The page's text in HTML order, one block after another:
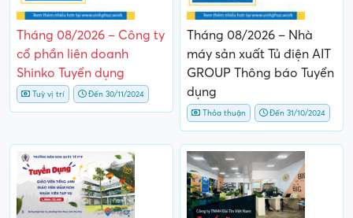
Tháng 08/2026 – Công ty
cổ phần liên doanh
Shinko Tuyển dụng
Tuỳ vị trí Đến 30/11/2024
Tháng 08/2026 – Nhà
máy sản xuất Tủ điện AIT
GROUP Thông báo Tuyển
dụng
Thỏa thuận Đến 31/10/2024